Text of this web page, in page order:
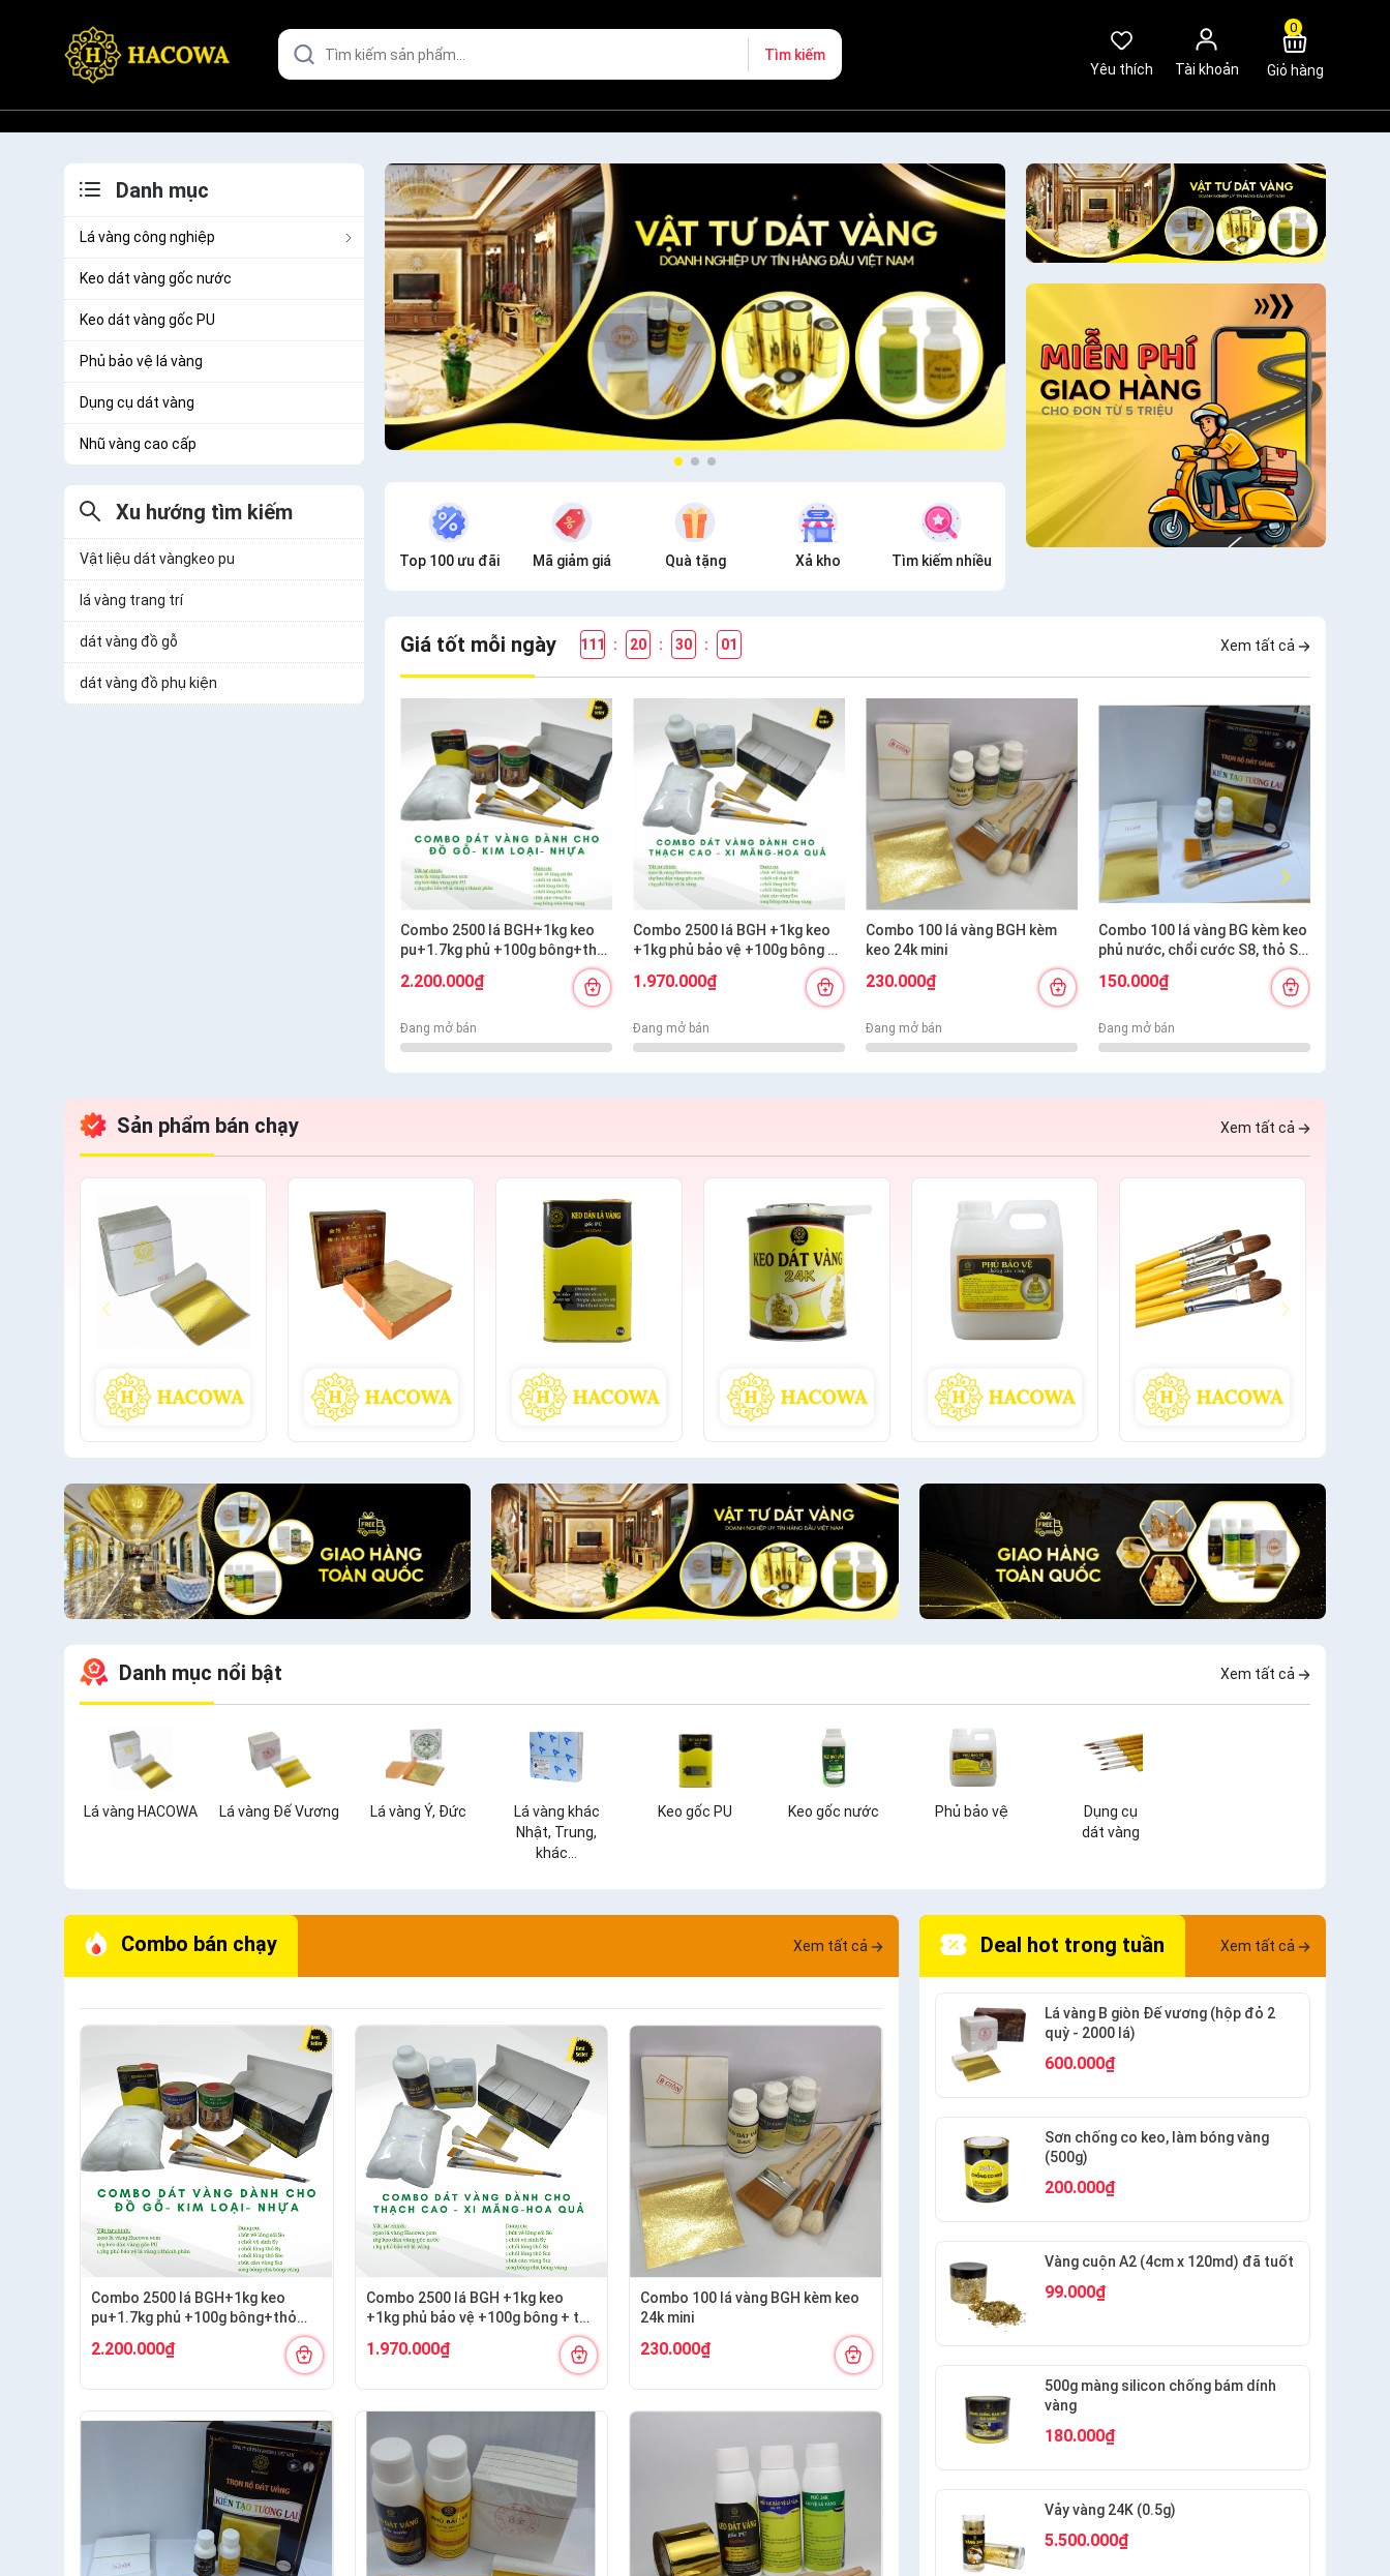
Tìm kiếm
Yêu thích
Tài khoản
0
Giỏ hàng
Danh mục
Lá vàng công nghiệp
Keo dát vàng gốc nước
Keo dát vàng gốc PU
Phủ bảo vệ lá vàng
Dụng cụ dát vàng
Nhũ vàng cao cấp
Xu hướng tìm kiếm
Vật liệu dát vàngkeo pu
lá vàng trang trí
dát vàng đồ gỗ
dát vàng đồ phụ kiện
Top 100 ưu đãi Mã giảm giá Quà tặng Xả kho Tìm kiếm nhiều
Giá tốt mỗi ngày 111 : 20 : 29 : 59 Xem tất cả
Combo 2500 lá BGH+1kg keo
pu+1.7kg phủ +100g bông+thỏ
S6.10+cán ngắn s12+s7 cước
2.200.000₫
Đang mở bán
Combo 2500 lá BGH +1kg keo
+1kg phủ bảo vệ +100g bông +
thỏ S7,10+ cán vàng S12+ nhọn
S12+cước S7
1.970.000₫
Đang mở bán
Combo 100 lá vàng BGH kèm
keo 24k mini
230.000₫
Đang mở bán
Combo 100 lá vàng BG kèm keo
phủ nước, chổi cước S8, thỏ S8,
150.000₫
Đang mở bán
Sản phẩm bán chạy Xem tất cả
Danh mục nổi bật Xem tất cả
Lá vàng HACOWA Lá vàng Đế Vương Lá vàng Ý, Đức
Lá vàng khác
Nhật, Trung,
khác...
Keo gốc PU Keo gốc nước Phủ bảo vệ
Dụng cụ
dát vàng
Combo bán chạy Xem tất cả
Combo 2500 lá BGH+1kg keo
pu+1.7kg phủ +100g bông+thỏ
S6.10+cán ngắn s12+s7 cước
2.200.000₫
Combo 2500 lá BGH +1kg keo
+1kg phủ bảo vệ +100g bông + thỏ
S12+cước S7
1.970.000₫
Combo 100 lá vàng BGH kèm keo
24k mini
230.000₫
Deal hot trong tuần Xem tất cả
Lá vàng B giòn Đế vương (hộp đỏ 2
quỳ - 2000 lá)
600.000₫
Sơn chống co keo, làm bóng vàng
(500g)
200.000₫
Vàng cuộn A2 (4cm x 120md) đã tuốt
99.000₫
500g màng silicon chống bám dính
vàng
180.000₫
Vảy vàng 24K (0.5g)
5.500.000₫